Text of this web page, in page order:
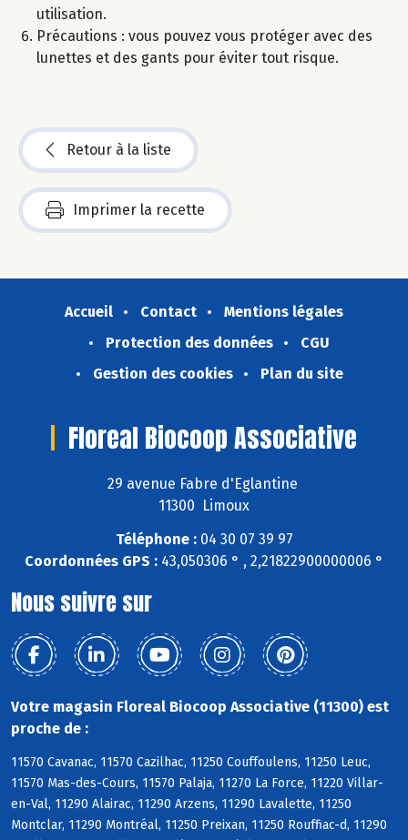
utilisation.
Précautions : vous pouvez vous protéger avec des
lunettes et des gants pour éviter tout risque.
Retour à la liste
Imprimer la recette
Accueil Contact
Mentions légales
Protection des données
CGU
Gestion des cookies
Plan du site
Floreal Biocoop Associative
29 avenue Fabre d'Eglantine
11300 Limoux
Téléphone :04 30 07 39 97
Coordonnées GPS : 43,050306 ° , 2,21822900000006 °
Nous suivre sur
Votre magasin Floreal Biocoop Associative (11300) est
proche de :
11570 Cavanac, 11570 Cazilhac, 11250 Couffoulens, 11250 Leuc,
11570 Mas-des-Cours, 11570 Palaja, 11270 La Force, 11220 Villar-
en-Val, 11290 Alairac, 11290 Arzens, 11290 Lavalette, 11250
Montclar, 11290 Montréal, 11250 Preixan, 11250 Rouffiac-d, 11290